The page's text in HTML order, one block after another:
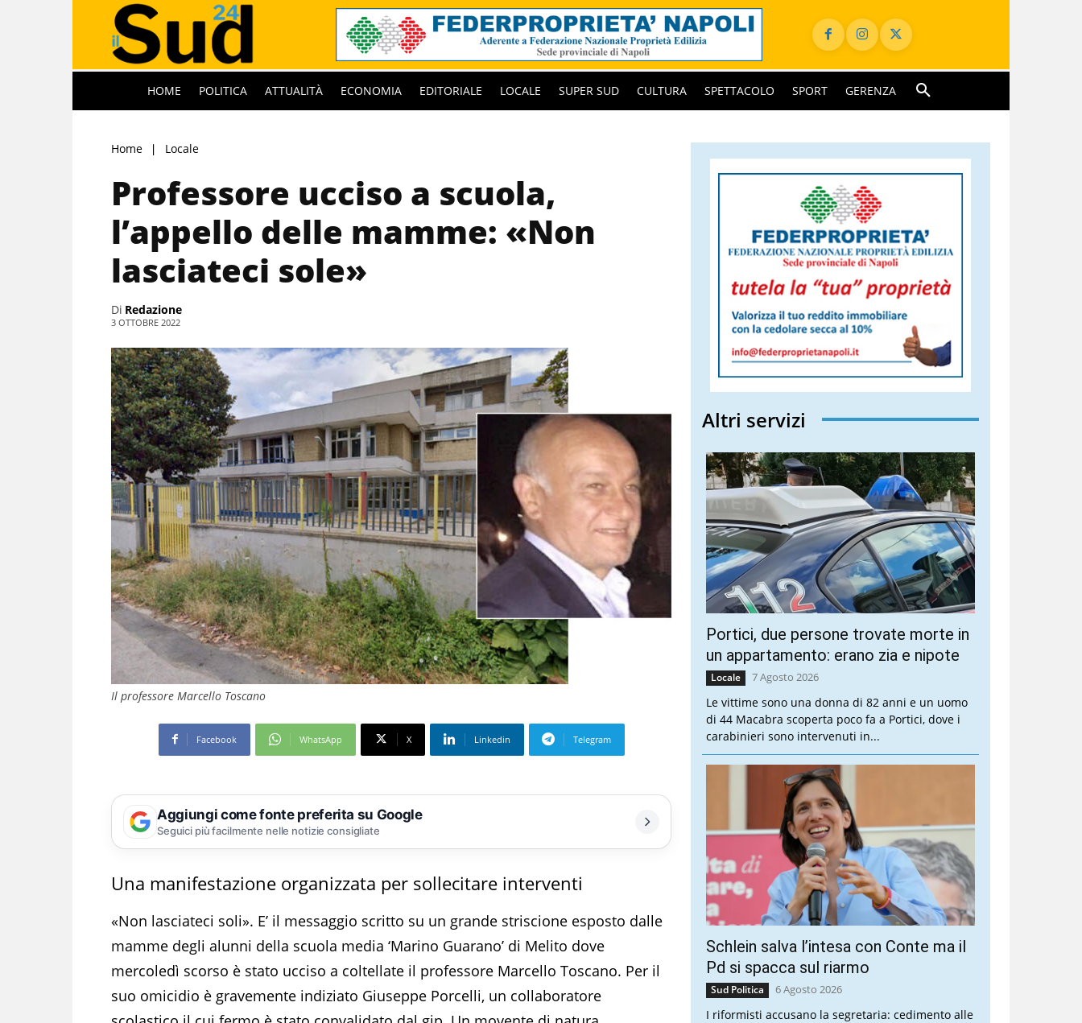
HOME POLITICA ATTUALITÀ ECONOMIA EDITORIALE LOCALE SUPER SUD CULTURA SPETTACOLO SPORT GERENZA
Home Locale
Professore ucciso a scuola,
l’appello delle mamme: «Non
lasciateci sole»
Di Redazione
3 OTTOBRE 2022
Il professore Marcello Toscano
Facebook WhatsApp X Linkedin Telegram
Aggiungi come fonte preferita su Google
Seguici più facilmente nelle notizie consigliate
Una manifestazione organizzata per sollecitare interventi
«Non lasciateci soli». E’ il messaggio scritto su un grande striscione esposto dalle
mamme degli alunni della scuola media ‘Marino Guarano’ di Melito dove
mercoledì scorso è stato ucciso a coltellate il professore Marcello Toscano. Per il
suo omicidio è gravemente indiziato Giuseppe Porcelli, un collaboratore
Altri servizi
Portici, due persone trovate morte in
un appartamento: erano zia e nipote
Locale 7 Agosto 2026
Le vittime sono una donna di 82 anni e un uomo
di 44 Macabra scoperta poco fa a Portici, dove i
carabinieri sono intervenuti in...
Schlein salva l’intesa con Conte ma il
Pd si spacca sul riarmo
Sud Politica 6 Agosto 2026
I riformisti accusano la segretaria: cedimento alle